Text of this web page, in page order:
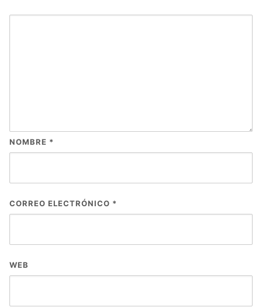
NOMBRE *
CORREO ELECTRÓNICO *
WEB